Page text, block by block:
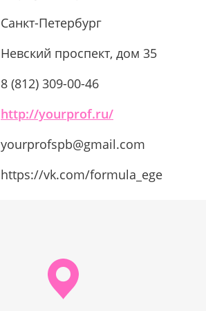
Санкт-Петербург
Невский проспект, дом 35
8 (812) 309-00-46
http://yourprof.ru/
yourprofspb@gmail.com
https://vk.com/formula_ege